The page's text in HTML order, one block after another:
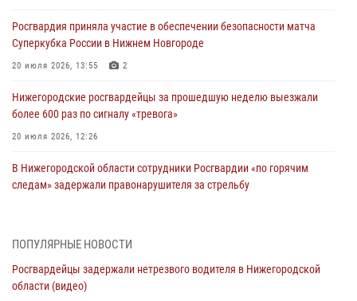
Росгвардия приняла участие в обеспечении безопасности матча
Суперкубка России в Нижнем Новгороде
20 июля 2026, 13:55 2
Нижегородские росгвардейцы за прошедшую неделю выезжали
более 600 раз по сигналу «тревога»
20 июля 2026, 12:26
В Нижегородской области сотрудники Росгвардии «по горячим
следам» задержали правонарушителя за стрельбу
В Нижегородской области продолжаются мероприятия в рамках
16 июля 2026, 05:00
ПОПУЛЯРНЫЕ НОВОСТИ
Росгвардейцы задержали нетрезвого водителя в Нижегородской
области (видео)